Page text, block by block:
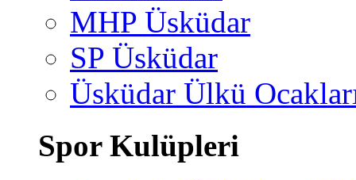
MHP Üsküdar
SP Üsküdar
Üsküdar Ülkü
Spor Kulüpleri